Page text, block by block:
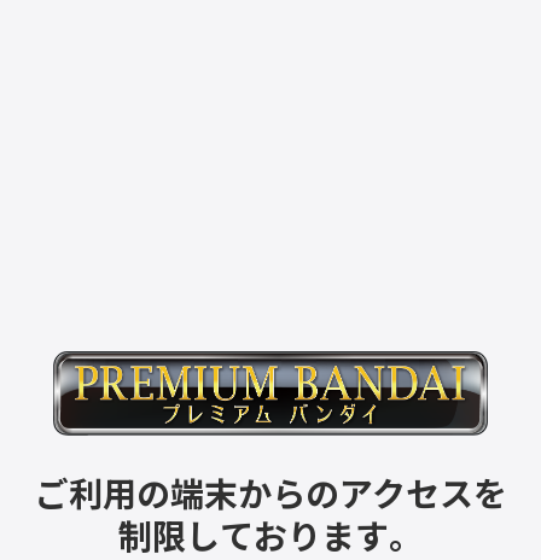
ご利用の端末からのアクセスを
制限しております。